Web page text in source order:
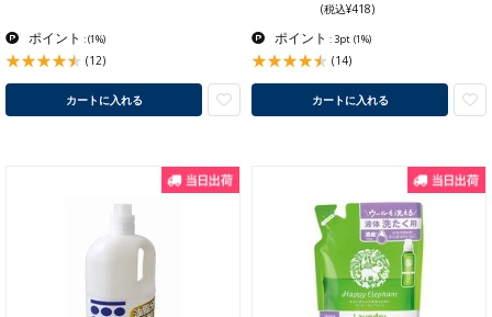
ポイント :(1%)
(12)
カートに入れる
(税込¥418)
ポイント : 3pt (1%)
(14)
カートに入れる